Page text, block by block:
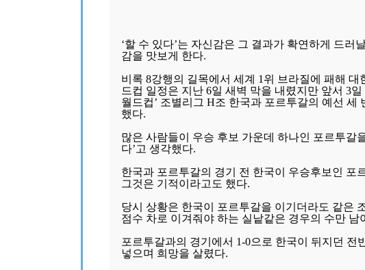
‘할 수 있다’는 자신감은 그 결과가 확연하게 드러
감을 맛보게 한다.
비록 8강행의 길목에서 세계 1위 브라질에 패해 대
드컵 일정은 지난 6일 새벽 막을 내렸지만 앞서 3
월드컵’ 조별리그 H조 한국과 포르투갈의 예선 세
했다.
많은 사람들이 우승 후보 가운데 하나인 포르투갈
다’고 생각했다.
한국과 포르투갈의 경기 전 한국이 우승후보인 포
그것은 기적이라고도 했다.
당시 상황은 한국이 포르투갈을 이기더라도 같은
점수 차로 이겨줘야 하는 실낱같은 경우의 수만 남
포르투갈과의 경기에서 1-0으로 한국이 뒤지던 전
넣으며 희망을 살렸다.